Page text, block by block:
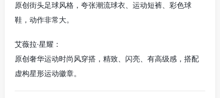
原创街头足球风格，夸张潮流球衣、运动短裤、彩色球
鞋，动作非常大。
艾薇拉·星耀：
原创奢华运动时尚风穿搭，精致、闪亮、有高级感，搭配
虚构星形运动徽章。